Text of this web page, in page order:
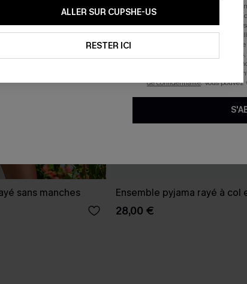
sans manches Ensemble pyjama rayé à col
28,00 €
ALLER SUR CUPSHE-US
RESTER ICI
En soumettant votre adresse
mails marketing (y compris du
reconnaissez avoir pris
pouvons utiliser les données
technologies de suivi, telles
savoir si ceux-ci ont été
personnaliser nos contenus et
produits susceptibles de vous
de confidentialité. Vous